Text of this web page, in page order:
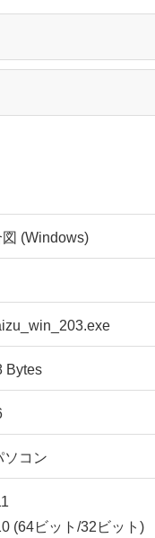
(Windows)
Bytes
コン
(64ビット/32ビット)